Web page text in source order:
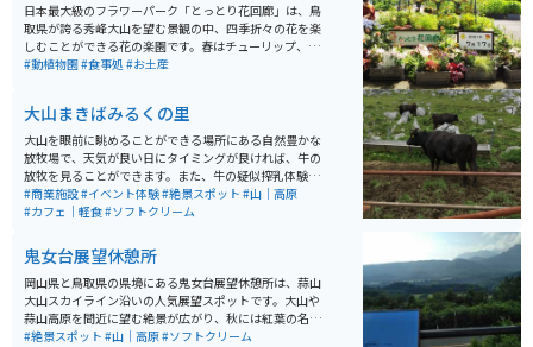
日本最大級のフラワーパーク「とっとり花回廊」は、鳥
取県が誇る秀峰大山を望む景観の中、四季折々の花を楽
しむことができる花の楽園です。春はチューリップ、ア
イスランドポピー、5月ごろから夏にかけては10万株も
つくします。 総面積50ヘクタールの敷地内の中央には、
直径50ｍ、高さ21ｍのドーム型をしたガラス温室があ
り、ヤシの木などの熱帯、亜熱帯の植物と、約1,000株
のさまざまな種類の洋ランが1年中咲き乱れています。
#動植物園#食事処 #お土産
大山まきばみるくの里
大山を眼前に眺めることができる場所にある自然豊かな
放牧場で、天気が良い日にタイミングが良ければ、牛の
放牧を見ることができます。また、牛の疑似搾乳体験も
楽しめます。ソフトクリームが濃厚ミルクで絶品なので
ぜひ食べてください。
#商業施設#イベント体験#絶景スポット #山｜高原
#カフェ｜軽食#ソフトクリーム
鬼女台展望休憩所
岡山県と鳥取県の県境にある鬼女台展望休憩所は、蒜山
大山スカイライン沿いの人気展望スポットです。大山や
蒜山高原を間近に望む絶景が広がり、秋には紅葉の名所
として多くの観光客が訪れます。敷地内にはソフトクリ
#絶景スポット #山｜高原#ソフトクリーム